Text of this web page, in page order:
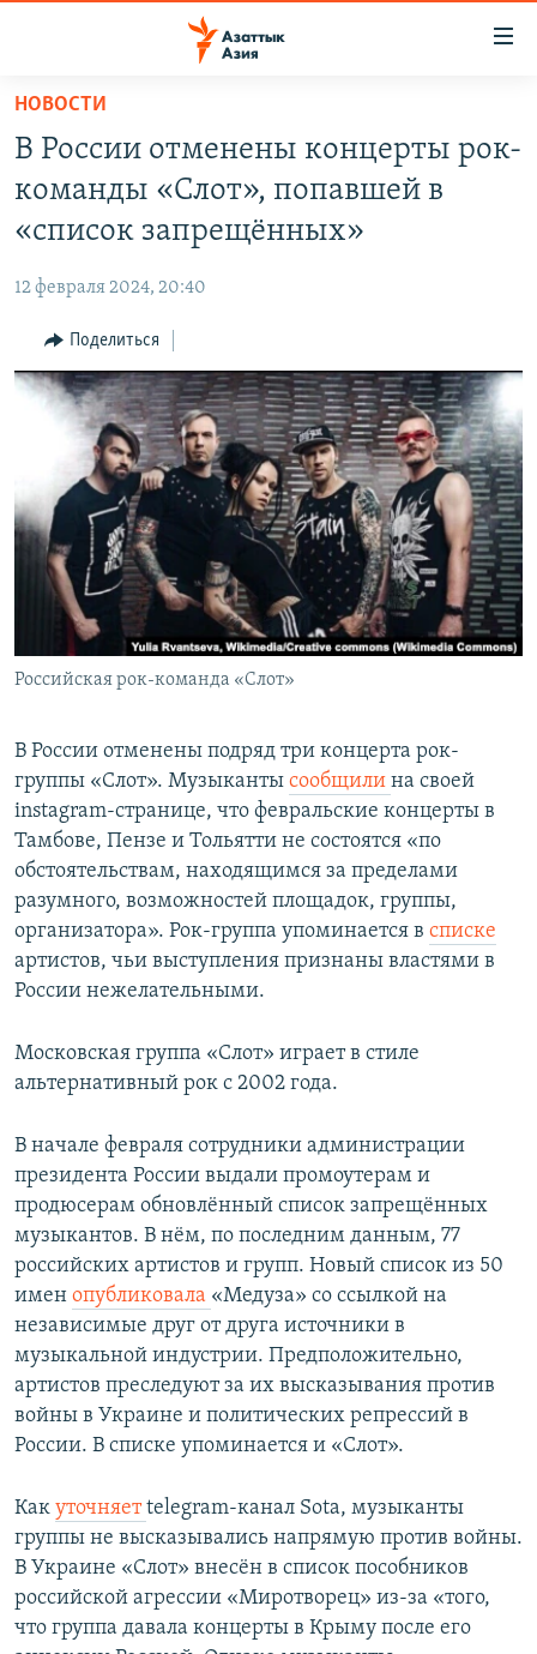
Вернуться
основному
содержанию
главной
навигации
Вернутся
поиску
ТАДЖИКИСТАН
ҚАЗАҚША
КЫРГЫЗЧА
ЎЗБЕКЧА
ТОҶИКӢ
TÜRKMENÇE
Все сайты РСЕ/РС
НОВОСТИ
В России отменены концерты рок-
команды «Слот», попавшей в
«список запрещённых»
12 февраля 2024, 20:40
Поделиться
Российская рок-команда «Слот»
В России отменены подряд три концерта рок-
группы «Слот». Музыканты сообщили на своей
instagram-странице, что февральские концерты в
Тамбове, Пензе и Тольятти не состоятся «по
обстоятельствам, находящимся за пределами
разумного, возможностей площадок, группы,
организатора». Рок-группа упоминается в списке
артистов, чьи выступления признаны властями в
России нежелательными.
Московская группа «Слот» играет в стиле
альтернативный рок с 2002 года.
В начале февраля сотрудники администрации
президента России выдали промоутерам и
продюсерам обновлённый список запрещённых
музыкантов. В нём, по последним данным, 77
российских артистов и групп. Новый список из 50
имен опубликовала «Медуза» со ссылкой на
независимые друг от друга источники в
музыкальной индустрии. Предположительно,
артистов преследуют за их высказывания против
войны в Украине и политических репрессий в
России. В списке упоминается и «Слот».
Как уточняетtelegram-канал Sota, музыканты
группы не высказывались напрямую против войны.
В Украине «Слот» внесён в список пособников
российской агрессии «Миротворец» из-за «того,
что группа давала концерты в Крыму после его